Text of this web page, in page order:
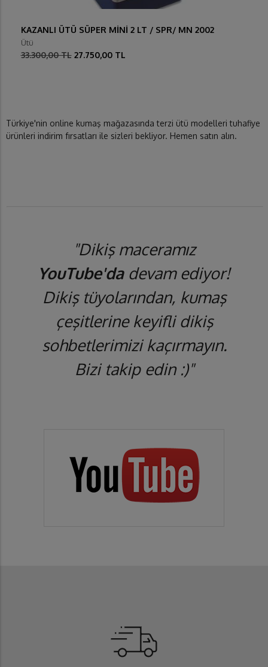
KAZANLI ÜTÜ SÜPER MİNİ 2 LT / SPR/ MN 2002
Ütü
33.300,00 TL 27.750,00 TL
Türkiye'nin online kumaş mağazasında terzi ütü modelleri tuhafiye
ürünleri indirim fırsatları ile sizleri bekliyor. Hemen satın alın.
"Dikiş maceramız
YouTube'dadevam ediyor!
Dikiş tüyolarından, kumaş
çeşitlerine keyifli dikiş
sohbetlerimizi kaçırmayın.
Bizi takip edin :)"